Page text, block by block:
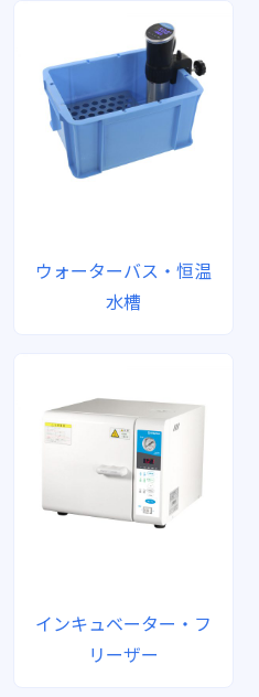
ウォーターバス・恒温
水槽
インキュベーター・フ
リーザー